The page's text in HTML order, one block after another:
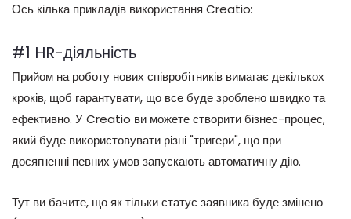
Ось кілька прикладів використання Creatio:
#1 HR-діяльність
Прийом на роботу нових співробітників вимагає декількох
кроків, щоб гарантувати, що все буде зроблено швидко та
ефективно. У Creatio ви можете створити бізнес-процес,
який буде використовувати різні "тригери", що при
досягненні певних умов запускають автоматичну дію.
Тут ви бачите, що як тільки статус заявника буде змінено